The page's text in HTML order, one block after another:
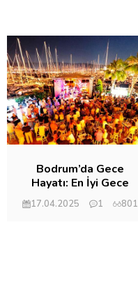
Bodrum’da Gece
Hayatı: En İyi Gece
Kulüpleri
17.04.2025 1 801